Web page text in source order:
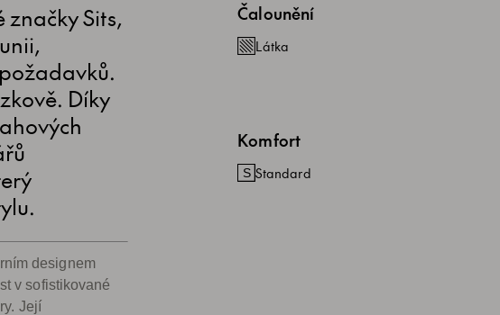
Sits,
Díky
designem
v sofistikované
Její
Čalounění
Látka
Komfort
Standard